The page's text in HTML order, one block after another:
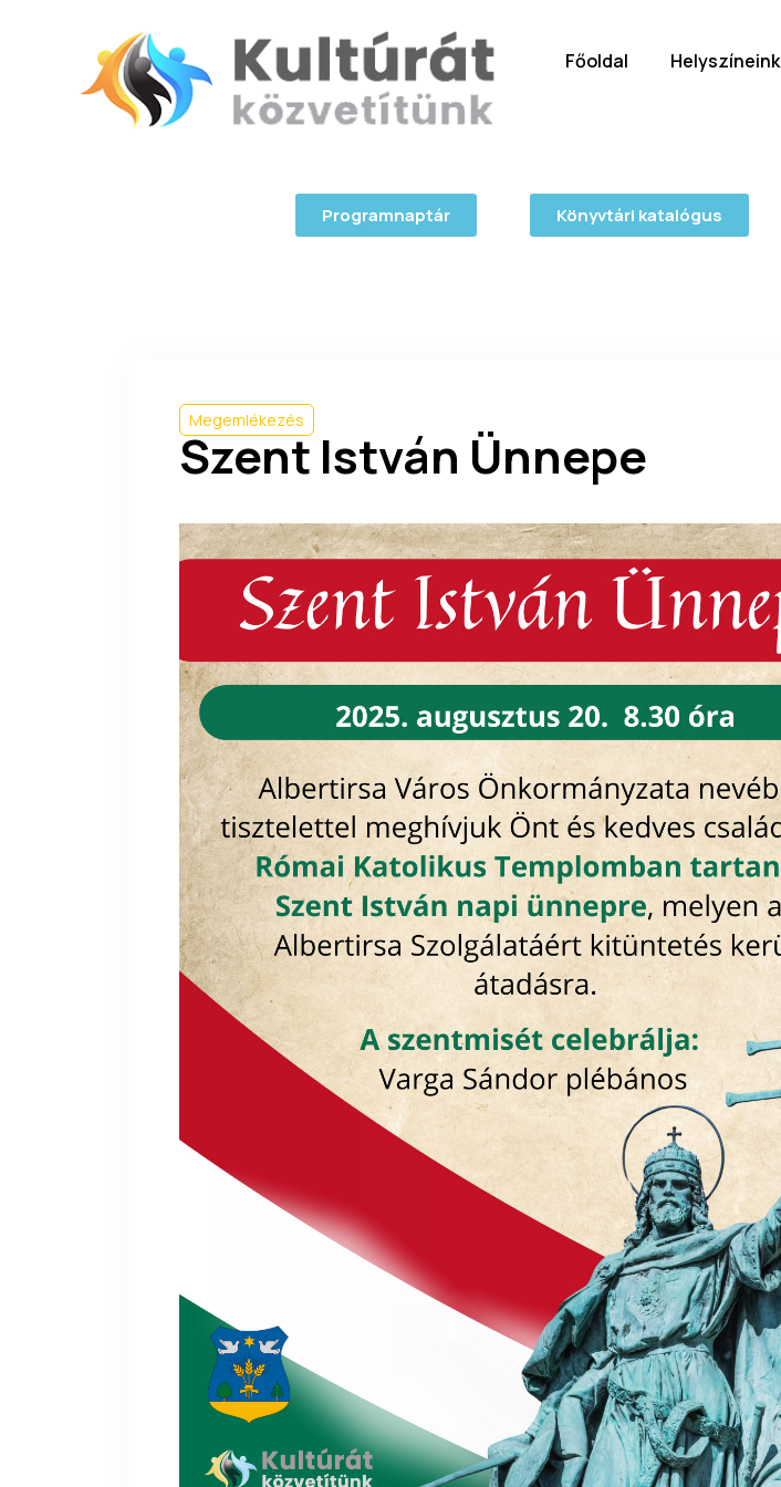
Főoldal Helyszíneink
Programnaptár Könyvtári katalógus
Megemlékezés
Szent István Ünnepe